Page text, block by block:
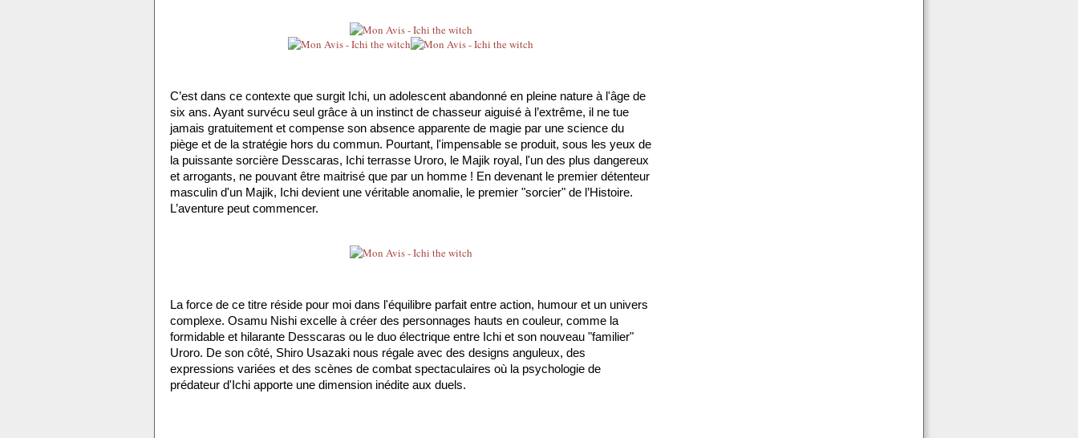
C’est dans ce contexte que surgit Ichi, un adolescent abandonné en pleine nature à l'âge de
six ans. Ayant survécu seul grâce à un instinct de chasseur aiguisé à l’extrême, il ne tue
jamais gratuitement et compense son absence apparente de magie par une science du
piège et de la stratégie hors du commun. Pourtant, l'impensable se produit, sous les yeux de
la puissante sorcière Desscaras, Ichi terrasse Uroro, le Majik royal, l'un des plus dangereux
et arrogants, ne pouvant être maitrisé que par un homme ! En devenant le premier détenteur
masculin d'un Majik, Ichi devient une véritable anomalie, le premier "sorcier" de l’Histoire.
L’aventure peut commencer.
La force de ce titre réside pour moi dans l'équilibre parfait entre action, humour et un univers
complexe. Osamu Nishi excelle à créer des personnages hauts en couleur, comme la
formidable et hilarante Desscaras ou le duo électrique entre Ichi et son nouveau "familier"
Uroro. De son côté, Shiro Usazaki nous régale avec des designs anguleux, des
expressions variées et des scènes de combat spectaculaires où la psychologie de
prédateur d'Ichi apporte une dimension inédite aux duels.